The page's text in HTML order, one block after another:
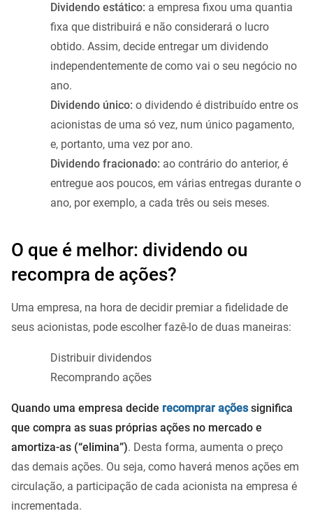
Dividendo estático: a empresa fixou uma quantia
fixa que distribuirá e não considerará o lucro
obtido. Assim, decide entregar um dividendo
independentemente de como vai o seu negócio no
ano.
Dividendo único: o dividendo é distribuído entre os
acionistas de uma só vez, num único pagamento,
e, portanto, uma vez por ano.
Dividendo fracionado: ao contrário do anterior, é
entregue aos poucos, em várias entregas durante o
ano, por exemplo, a cada três ou seis meses.
O que é melhor: dividendo ou
recompra de ações?
Uma empresa, na hora de decidir premiar a fidelidade de
seus acionistas, pode escolher fazê-lo de duas maneiras:
Distribuir dividendos
Recomprando ações
Quando uma empresa decide recomprar açõessignifica
que compra as suas próprias ações no mercado e
amortiza-as (“elimina”). Desta forma, aumenta o preço
das demais ações. Ou seja, como haverá menos ações em
circulação, a participação de cada acionista na empresa é
incrementada.